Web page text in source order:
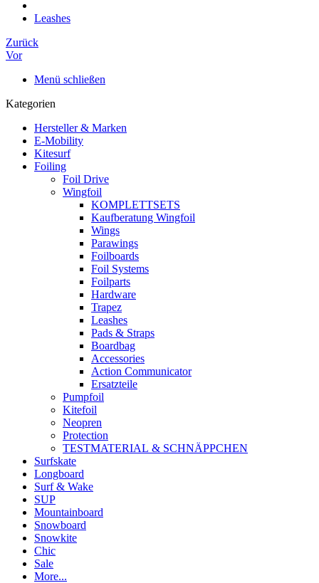
Leashes
Zurück
Vor
Menü schließen
Kategorien
Hersteller & Marken
E-Mobility
Kitesurf
Foiling
Foil Drive
Wingfoil
KOMPLETTSETS
Kaufberatung Wingfoil
Wings
Parawings
Foilboards
Foil Systems
Foilparts
Hardware
Trapez
Leashes
Pads & Straps
Boardbag
Accessories
Action Communicator
Ersatzteile
Pumpfoil
Kitefoil
Neopren
Protection
TESTMATERIAL & SCHNÄPPCHEN
Surfskate
Longboard
Surf & Wake
SUP
Mountainboard
Snowboard
Snowkite
Chic
Sale
More...